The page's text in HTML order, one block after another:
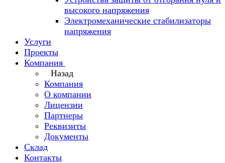
высокого напряжения
Электромеханические стабилизаторы
напряжения
Услуги
Проекты
Компания
Назад
Компания
О компании
Лицензии
Партнеры
Реквизиты
Документы
Склад
Контакты